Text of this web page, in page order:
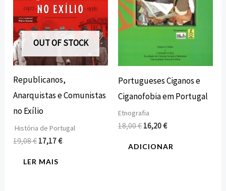
OUT OF STOCK
Republicanos,
Anarquistas e Comunistas
no Exílio
História de Portugal
19,08€ 17,17€
LER MAIS
Portugueses Ciganos e
Ciganofobia em Portugal
Etnografia
18,00€ 16,20€
ADICIONAR